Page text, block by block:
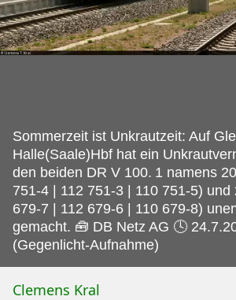
Sommerzeit ist Unkrautzeit: Auf
Halle(Saale)Hbf hat ein
den beiden DR V 100. 1 namens
751-4 | 112 751-3 | 110 751-5) und
679-7 | 112 679-6 | 110 679-8)
gemacht. 🧰 DB Netz AG 🕓
(Gegenlicht-Aufnahme)
Clemens Kral